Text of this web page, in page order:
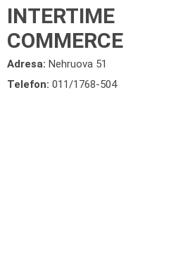
INTERTIME
COMMERCE
Adresa:Nehruova 51
Telefon:011/1768-504